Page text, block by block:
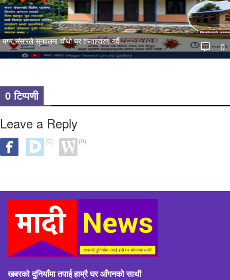
0
मगर संसारले सुनवलमा चौथो घर हस्तान्तरण गर्दै
0 टिप्पणी
Leave a Reply
(0) (0)
खबरको दुनियाँमा तपाई हाम्रै घर आँगनको साथी